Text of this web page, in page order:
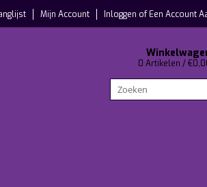
Mijn Account Inloggen ofEen Account
0 Artikelen /